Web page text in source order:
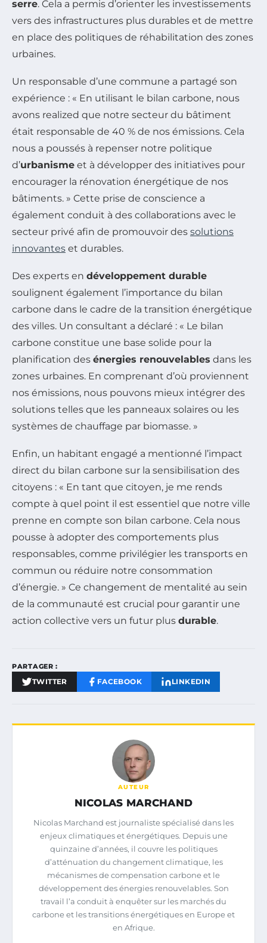
serre. Cela a permis d’orienter les investissements
vers des infrastructures plus durables et de mettre
en place des politiques de réhabilitation des zones
urbaines.
Un responsable d’une commune a partagé son
expérience : « En utilisant le bilan carbone, nous
avons realized que notre secteur du bâtiment
était responsable de 40 % de nos émissions. Cela
nous a poussés à repenser notre politique
d’urbanisme et à développer des initiatives pour
encourager la rénovation énergétique de nos
bâtiments. » Cette prise de conscience a
également conduit à des collaborations avec le
secteur privé afin de promouvoir des solutions
innovantes et durables.
Des experts en développement durable
soulignent également l’importance du bilan
carbone dans le cadre de la transition énergétique
des villes. Un consultant a déclaré : « Le bilan
carbone constitue une base solide pour la
planification des énergies renouvelables dans les
zones urbaines. En comprenant d’où proviennent
nos émissions, nous pouvons mieux intégrer des
solutions telles que les panneaux solaires ou les
systèmes de chauffage par biomasse. »
Enfin, un habitant engagé a mentionné l’impact
direct du bilan carbone sur la sensibilisation des
citoyens : « En tant que citoyen, je me rends
compte à quel point il est essentiel que notre ville
prenne en compte son bilan carbone. Cela nous
pousse à adopter des comportements plus
responsables, comme privilégier les transports en
commun ou réduire notre consommation
d’énergie. » Ce changement de mentalité au sein
de la communauté est crucial pour garantir une
action collective vers un futur plus durable.
PARTAGER :
TWITTER FACEBOOK LINKEDIN
AUTEUR
NICOLAS MARCHAND
Nicolas Marchand est journaliste spécialisé dans les
enjeux climatiques et énergétiques. Depuis une
quinzaine d’années, il couvre les politiques
d’atténuation du changement climatique, les
mécanismes de compensation carbone et le
développement des énergies renouvelables. Son
travail l’a conduit à enquêter sur les marchés du
carbone et les transitions énergétiques en Europe et
en Afrique.